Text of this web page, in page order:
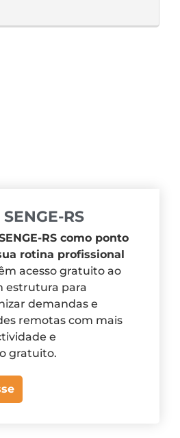
RS
RS como ponto
rotina profissional
acesso gratuito ao
estrutura para
demandas e
remotas com mais
e
gratuito.